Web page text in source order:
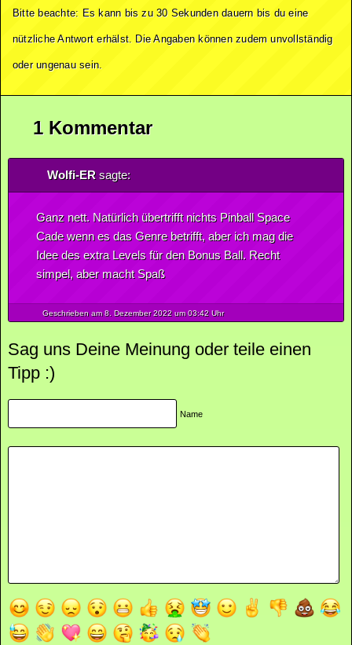
Bitte beachte: Es kann bis zu 30 Sekunden dauern bis du eine
nützliche Antwort erhälst. Die Angaben können zudem unvollständig
oder ungenau sein.
1 Kommentar
Wolfi-ERsagte:
Ganz nett. Natürlich übertrifft nichts Pinball Space
Cade wenn es das Genre betrifft, aber ich mag die
Idee des extra Levels für den Bonus Ball. Recht
simpel, aber macht Spaß
Geschrieben am 8. Dezember2022um 03:42 Uhr
Sag uns Deine Meinung oder teile einen
Tipp :)
Name